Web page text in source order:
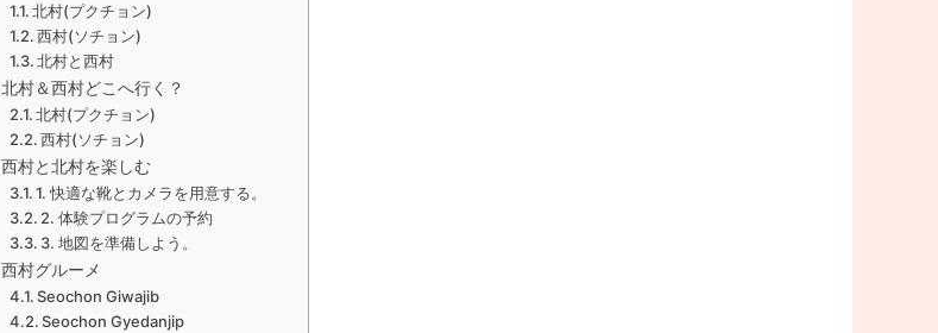
北村(プクチョン)
西村(ソチョン)
北村と西村
北村＆西村どこへ行く？
北村(プクチョン)
西村(ソチョン)
西村と北村を楽しむ
1. 快適な靴とカメラを用意する。
2. 体験プログラムの予約
3. 地図を準備しよう。
西村グルーメ
Seochon Giwajib
Seochon Gyedanjip